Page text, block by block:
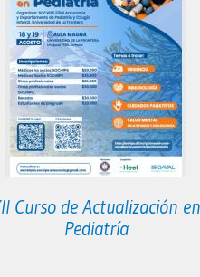
Curso de Actualización en
Pediatría